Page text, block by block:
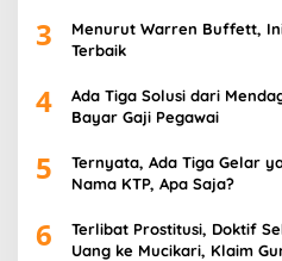
3
Menurut Warren Buffett,
Terbaik
4
Ada Tiga Solusi dari
Bayar Gaji Pegawai
5
Ternyata, Ada Tiga Gelar
Nama KTP, Apa Saja?
6
Terlibat Prostitusi, Doktif
Uang ke Mucikari, Klaim